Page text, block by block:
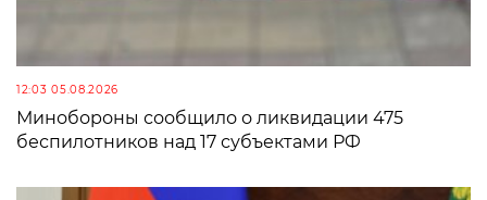
12:03 05.08.2026
Минобороны сообщило о ликвидации 475
беспилотников над 17 субъектами РФ